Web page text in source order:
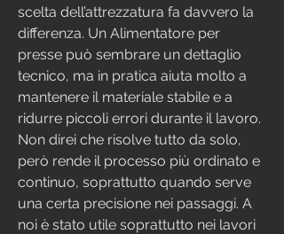
scelta dell’attrezzatura fa davvero la
differenza. Un Alimentatore per
presse può sembrare un dettaglio
tecnico, ma in pratica aiuta molto a
mantenere il materiale stabile e a
ridurre piccoli errori durante il lavoro.
Non direi che risolve tutto da solo,
però rende il processo più ordinato e
continuo, soprattutto quando serve
una certa precisione nei passaggi. A
noi è stato utile soprattutto nei lavori